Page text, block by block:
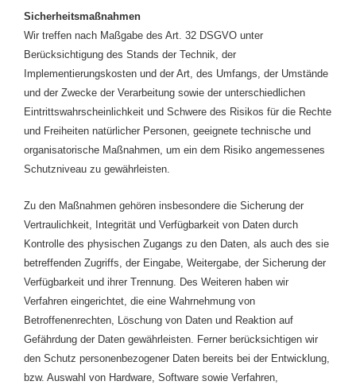
Sicherheitsmaßnahmen
Wir treffen nach Maßgabe des Art. 32 DSGVO unter
Berücksichtigung des Stands der Technik, der
Implementierungskosten und der Art, des Umfangs, der Umstände
und der Zwecke der Verarbeitung sowie der unterschiedlichen
Eintrittswahrscheinlichkeit und Schwere des Risikos für die Rechte
und Freiheiten natürlicher Personen, geeignete technische und
organisatorische Maßnahmen, um ein dem Risiko angemessenes
Schutzniveau zu gewährleisten.
Zu den Maßnahmen gehören insbesondere die Sicherung der
Vertraulichkeit, Integrität und Verfügbarkeit von Daten durch
Kontrolle des physischen Zugangs zu den Daten, als auch des sie
betreffenden Zugriffs, der Eingabe, Weitergabe, der Sicherung der
Verfügbarkeit und ihrer Trennung. Des Weiteren haben wir
Verfahren eingerichtet, die eine Wahrnehmung von
Betroffenenrechten, Löschung von Daten und Reaktion auf
Gefährdung der Daten gewährleisten. Ferner berücksichtigen wir
den Schutz personenbezogener Daten bereits bei der Entwicklung,
bzw. Auswahl von Hardware, Software sowie Verfahren,